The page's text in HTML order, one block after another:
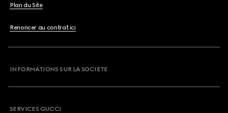
Plan du Site
Renoncer au contrat ici
INFORMATIONS SUR LA SOCIETE
SERVICES GUCCI